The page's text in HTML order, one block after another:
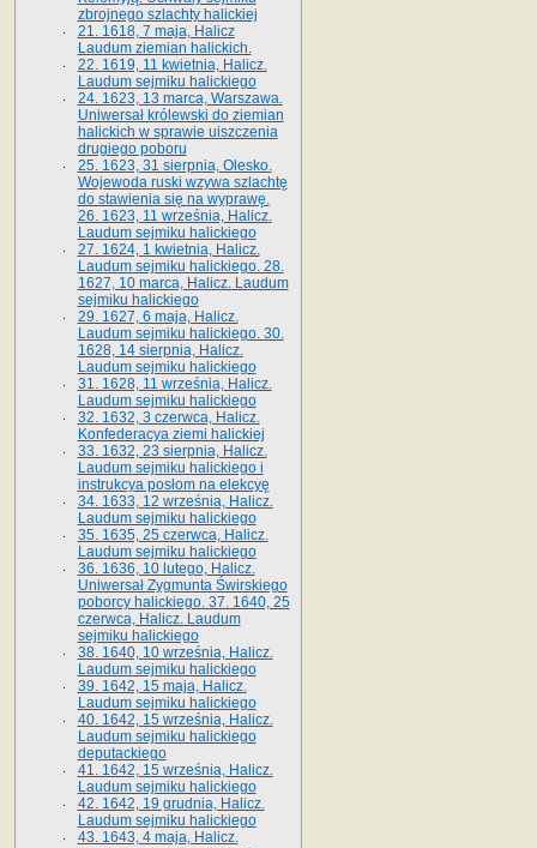
zbrojnego szlachty halickiej
21. 1618, 7 maja, Halicz
Laudum ziemian halickich.
22. 1619, 11 kwietnia, Halicz.
Laudum sejmiku halickiego
24. 1623, 13 marca, Warszawa.
Uniwersał królewski do ziemian
halickich w sprawie uiszczenia
drugiego poboru
25. 1623, 31 sierpnia, Olesko.
Wojewoda ruski wzywa szlachtę
do stawienia się na wyprawę.
26. 1623, 11 września, Halicz.
Laudum sejmiku halickiego
27. 1624, 1 kwietnia, Halicz.
Laudum sejmiku halickiego. 28.
1627, 10 marca, Halicz. Laudum
sejmiku halickiego
29. 1627, 6 maja, Halicz.
Laudum sejmiku halickiego. 30.
1628, 14 sierpnia, Halicz.
Laudum sejmiku halickiego
31. 1628, 11 września, Halicz.
Laudum sejmiku halickiego
32. 1632, 3 czerwca, Halicz.
Konfederacya ziemi halickiej
33. 1632, 23 sierpnia, Halicz.
Laudum sejmiku halickiego i
instrukcya posłom na elekcyę
34. 1633, 12 września, Halicz.
Laudum sejmiku halickiego
35. 1635, 25 czerwca, Halicz.
Laudum sejmiku halickiego
36. 1636, 10 lutego, Halicz.
Uniwersał Zygmunta Świrskiego
poborcy halickiego. 37. 1640, 25
czerwca, Halicz. Laudum
sejmiku halickiego
38. 1640, 10 września, Halicz.
Laudum sejmiku halickiego
39. 1642, 15 maja, Halicz.
Laudum sejmiku halickiego
40. 1642, 15 września, Halicz.
Laudum sejmiku halickiego
deputackiego
41. 1642, 15 września, Halicz.
Laudum sejmiku halickiego
42. 1642, 19 grudnia, Halicz.
Laudum sejmiku halickiego
43. 1643, 4 maja, Halicz.